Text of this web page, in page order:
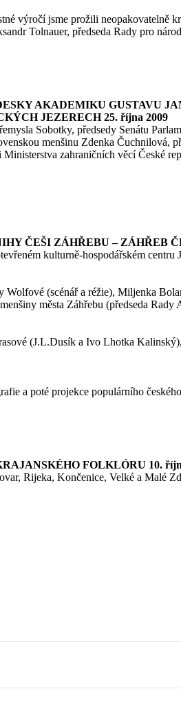
výročí jsme prožili neopakovatelně
Tolnauer, předseda Rady pro
AKADEMIKU GUSTAVU
JEZERECH 25. října 2009
Sobotky, předsedy Senátu
menšinu Zdenka Čuchnilová,
zahraničních věcí České
ČEŠI ZÁHŘEBU – ZÁHŘEB
kulturně-hospodářském
Wolfové (scénář a réžie), Miljenka
města Záhřebu (předseda Rady
(J.L.Dusík a Ivo Lhotka
a poté projekce populárního
FOLKLÓRU 10.
Rijeka, Končenice, Velké a Malé